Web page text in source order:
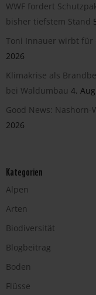
WWF fordert
bisher tiefstem Stand
Toni Innauer wirbt für
2026
Klimakrise als
bei Waldumbau 4.
Good News:
2026
Kategorien
Alpen
Arten
Biodiversität
Blogbeitrag
Boden
Flüsse